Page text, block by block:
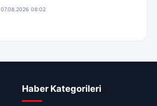
07.08.2026 08:02
Haber Kategorileri